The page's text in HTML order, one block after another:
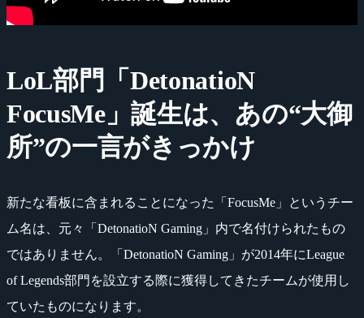
LoL部門「DetonatioN
FocusMe」誕生は、あの“大御
所”の一言がきっかけ
新たな看板に含まれることになった「FocusMe」というチー
ム名は、元々「DetonatioN Gaming」内で名付けられたもの
ではありません。「DetonatioN Gaming」が2014年にLeague
of Legends部門を設立する際に獲得してきたチームが使用し
ていたものになります。